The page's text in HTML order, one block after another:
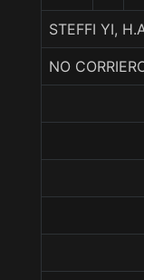
STEFFI YI,
NO